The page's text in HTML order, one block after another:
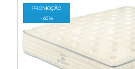
PROMOÇÃO
-60%